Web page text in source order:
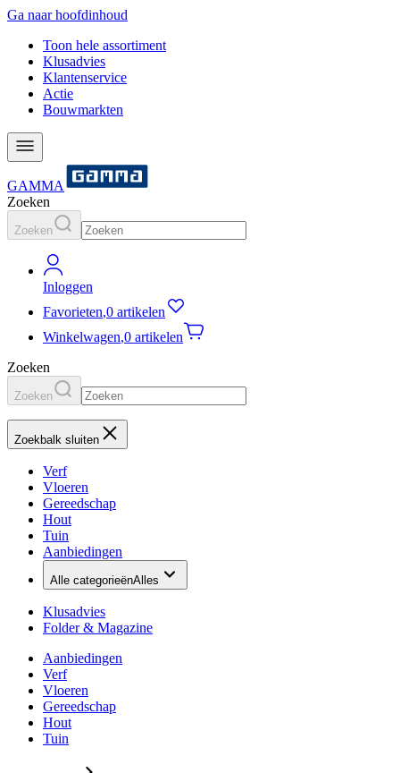
Ga naar hoofdinhoud
Toon hele assortiment
Klusadvies
Klantenservice
Actie
Bouwmarkten
GAMMA
Zoeken
Zoeken
Inloggen
Favorieten,0 artikelen
Winkelwagen,0 artikelen
Zoeken
Zoeken
Zoekbalk sluiten
Verf
Vloeren
Gereedschap
Hout
Tuin
Aanbiedingen
Alle categorieënAlles
Klusadvies
Folder & Magazine
Aanbiedingen
Verf
Vloeren
Gereedschap
Hout
Tuin